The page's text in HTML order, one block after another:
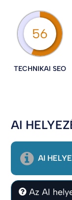
56
TECHNIKAI SEO
AI
AI
Az AI